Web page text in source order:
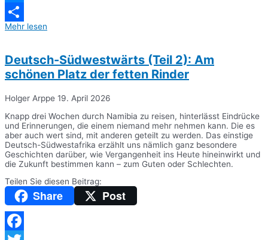
Messenger
Teilen
Mehr lesen
Deutsch-Südwestwärts (Teil 2): Am
schönen Platz der fetten Rinder
Holger Arppe 19. April 2026
Knapp drei Wochen durch Namibia zu reisen, hinterlässt Eindrücke
und Erinnerungen, die einem niemand mehr nehmen kann. Die es
aber auch wert sind, mit anderen geteilt zu werden. Das einstige
Deutsch-Südwestafrika erzählt uns nämlich ganz besondere
Geschichten darüber, wie Vergangenheit ins Heute hineinwirkt und
die Zukunft bestimmen kann – zum Guten oder Schlechten.
Teilen Sie diesen Beitrag:
Share Post